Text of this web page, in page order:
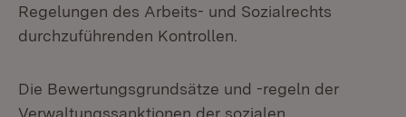
Regelungen des Arbeits- und Sozialrechts
durchzuführenden Kontrollen.
Die Bewertungsgrundsätze und -regeln der
Verwaltungssanktionen der sozialen